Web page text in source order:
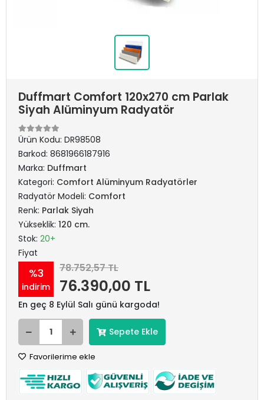
Duffmart Comfort 120x270 cm Parlak
Siyah Alüminyum Radyatör
Ürün Kodu: DR98508
Barkod: 8681966187916
Marka: Duffmart
Kategori: Comfort Alüminyum Radyatörler
Radyatör Modeli: Comfort
Renk: Parlak Siyah
Yükseklik: 120 cm.
Stok: 20+
Fiyat
%3
indirim
78.752,57 TL
76.390,00 TL
En geç 8 Eylül Salı günü kargoda!
Sepete Ekle
Favorilerime ekle